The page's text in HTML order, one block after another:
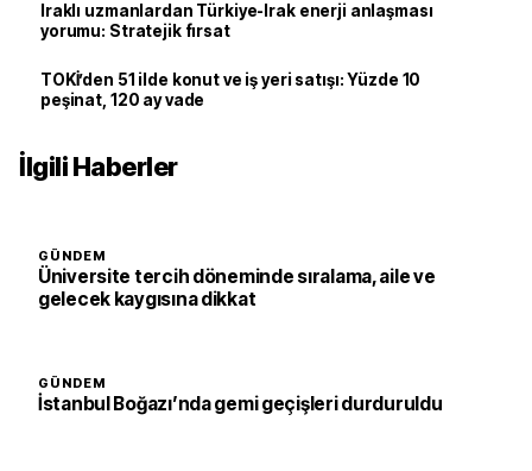
Iraklı uzmanlardan Türkiye-Irak enerji anlaşması
yorumu: Stratejik fırsat
TOKİ’den 51 ilde konut ve iş yeri satışı: Yüzde 10
peşinat, 120 ay vade
İlgili Haberler
GÜNDEM
Üniversite tercih döneminde sıralama, aile ve
gelecek kaygısına dikkat
GÜNDEM
İstanbul Boğazı’nda gemi geçişleri durduruldu